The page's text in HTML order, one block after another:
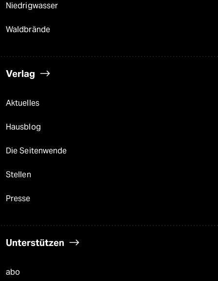
Niedrigwasser
Waldbrände
Verlag
Aktuelles
Hausblog
Die Seitenwende
Stellen
Presse
Unterstützen
abo